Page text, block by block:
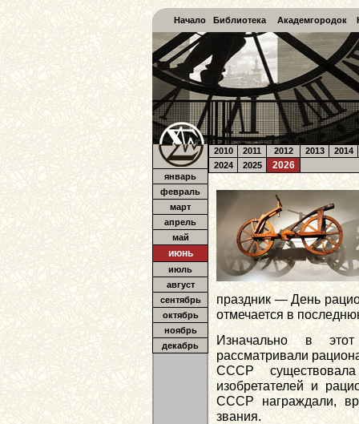
Начало Библиотека Академгородок
январь
февраль
март
апрель
май
июнь
июль
август
сентябрь
октябрь
ноябрь
декабрь
2010 2011 2012 2013
2014
2024
2025 2026
праздник — День
отмечается в
Изначально в
рассматривали
СССР
изобретателей и
СССР награждали,
звания.